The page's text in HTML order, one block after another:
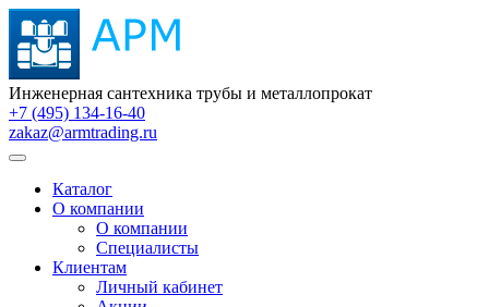
Инженерная сантехника трубы и металлопрокат
+7 (495) 134-16-40
zakaz@armtrading.ru
Каталог
О компании
О компании
Специалисты
Клиентам
Личный кабинет